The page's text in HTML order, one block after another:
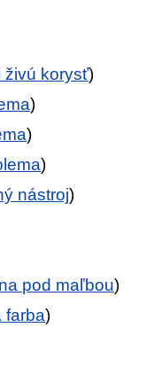
živú korysť)
)
)
)
nástroj)
pod maľbou)
farba)